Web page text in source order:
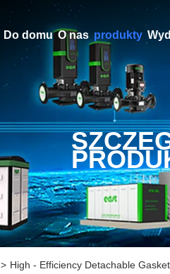
Do domu O nas produkty
> High - Efficiency Detachable